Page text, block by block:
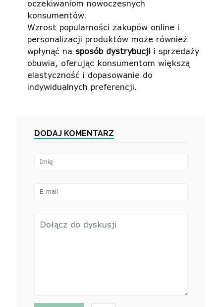
oczekiwaniom nowoczesnych
konsumentów.
Wzrost popularności zakupów online i
personalizacji produktów może również
wpłynąć na sposób dystrybucjii sprzedaży
obuwia, oferując konsumentom większą
elastyczność i dopasowanie do
indywidualnych preferencji.
DODAJ KOMENTARZ